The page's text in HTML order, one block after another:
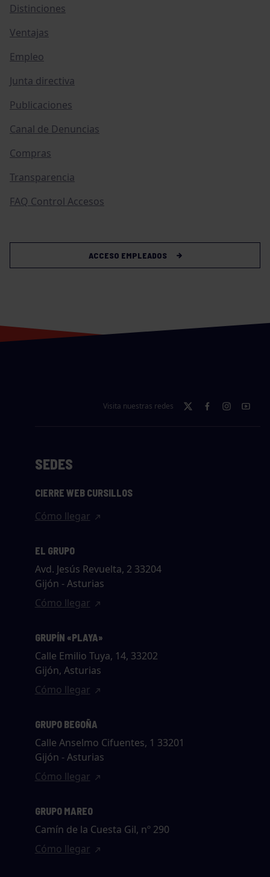
Distinciones
Ventajas
Empleo
Junta directiva
Publicaciones
Canal de Denuncias
Compras
Transparencia
FAQ Control Accesos
ACCESO EMPLEADOS
Visita nuestras redes
SEDES
CIERRE WEB CURSILLOS
Cómo llegar
EL GRUPO
Avd. Jesús Revuelta, 2 33204
Gijón - Asturias
Cómo llegar
GRUPÍN «PLAYA»
Calle Emilio Tuya, 14, 33202
Gijón, Asturias
Cómo llegar
GRUPO BEGOÑA
Calle Anselmo Cifuentes, 1 33201
Gijón - Asturias
Cómo llegar
GRUPO MAREO
Camín de la Cuesta Gil, nº 290
Cómo llegar